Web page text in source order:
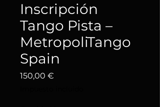
Inscripción
Tango Pista –
MetropoliTango
Spain
150,00 €